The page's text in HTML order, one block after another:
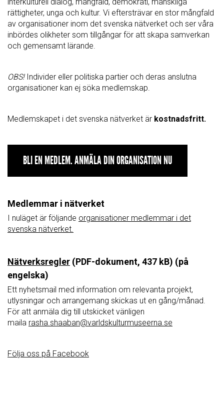
rättigheter, unga och kultur. Vi eftersträvar en stor mångfald
av organisationer inom det svenska nätverket och ser våra
inbördes olikheter som tillgångar för att skapa samverkan
och gemensamt lärande.
OBS!Individer eller politiska partier och deras anslutna
organisationer kan ej söka medlemskap.
Medlemskapet i det svenska nätverket är kostnadsfritt.
BLI EN MEDLEM. ANMÄLA DIN ORGANISATION NU
Medlemmar i nätverket
I nuläget är följande organisationer medlemmar i det
svenska nätverket.
Nätverksregler (PDF-dokument, 437 kB) (på
engelska)
Ett nyhetsmail med information om relevanta projekt,
utlysningar och arrangemang skickas ut en gång/månad.
För att anmäla dig till utskicket vänligen
maila rasha.shaaban@varldskulturmuseerna.se
Följa oss på Facebook